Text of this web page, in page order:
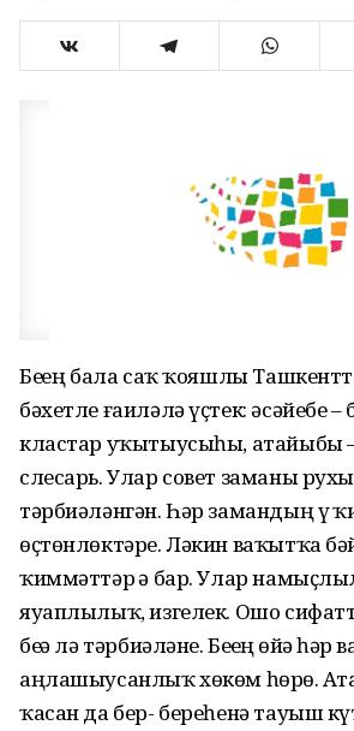
Беҙҙең бала саҡ ҡояшлы
бәхетле ғаиләлә үҫтек: әсәйебеҙ
кластар уҡытыусыһы, атайыбыҙ
слесарь. Улар совет заманы
тәрбиәләнгән. Һәр замандың үҙ
өҫтөнлөктәре. Ләкин ваҡытҡа
ҡиммәттәр ҙә бар. Улар
яуаплылыҡ, изгелек. Ошо
беҙҙә лә тәрбиәләне. Беҙҙең өйҙә һәр
аңлашыусанлыҡ хөкөм һөрҙө.
ҡасан да бер- береһенә тауыш